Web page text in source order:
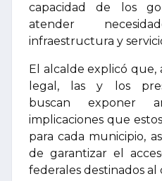
capacidad de los
atender
infraestructura y
El alcalde explicó que,
legal, las y los
buscan exponer
implicaciones que
para cada municipio,
de garantizar el
federales destinados al